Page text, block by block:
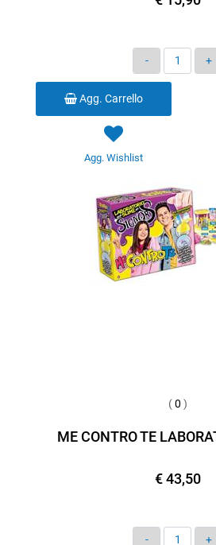
Quantità
Agg. Carrello
Agg. Wishlist
(0 )
ME CONTRO TE
€ 43,50
Quantità